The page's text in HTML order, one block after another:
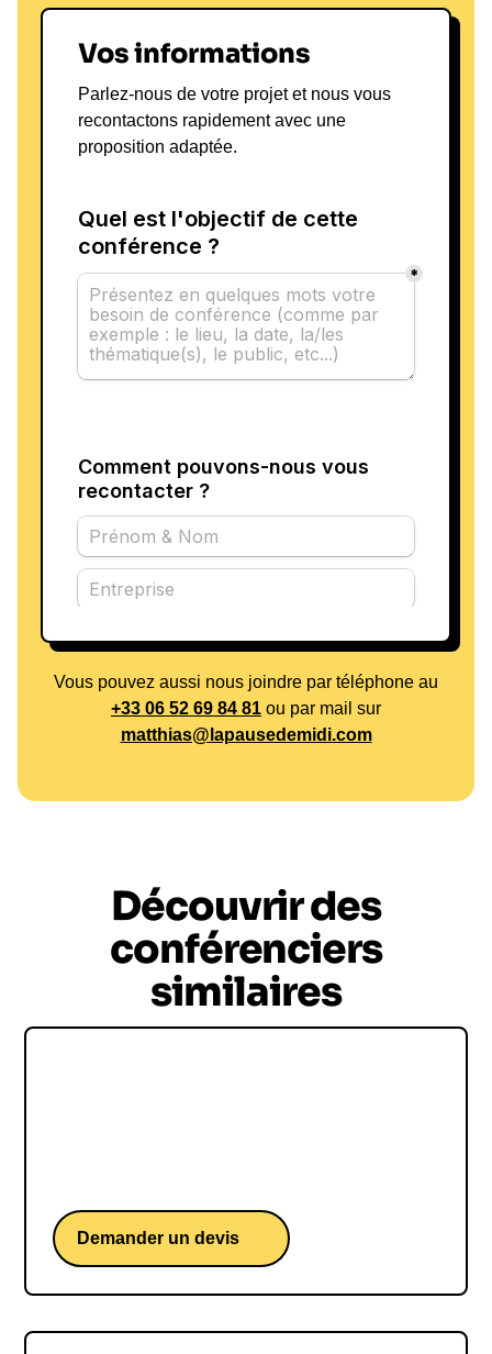
Vos informations
Parlez-nous de votre projet et nous vous
recontactons rapidement avec une
proposition adaptée.
Vous pouvez aussi nous joindre par téléphone au
+33 06 52 69 84 81 ou par mail sur
matthias@lapausedemidi.com
Découvrir des
conférenciers
similaires
Demander un devis